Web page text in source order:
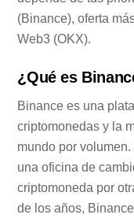
(Binance), oferta
Web3 (OKX).
¿Qué es
Binance es una
criptomonedas y la
mundo por
una oficina de
criptomoneda por
de los años,